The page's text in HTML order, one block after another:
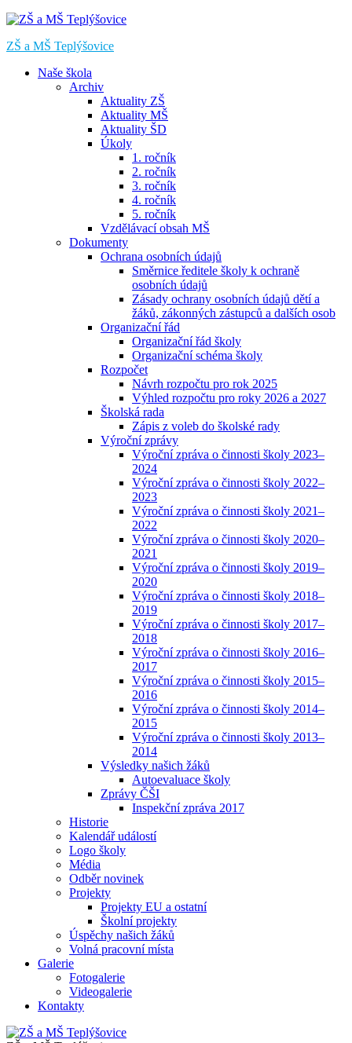
ZŠ a MŠ Teplýšovice
Naše škola
Archiv
Aktuality ZŠ
Aktuality MŠ
Aktuality ŠD
Úkoly
1. ročník
2. ročník
3. ročník
4. ročník
5. ročník
Vzdělávací obsah MŠ
Dokumenty
Ochrana osobních údajů
Směrnice ředitele školy k ochraně
osobních údajů
Zásady ochrany osobních údajů dětí a
žáků, zákonných zástupců a dalších osob
Organizační řád
Organizační řád školy
Organizační schéma školy
Rozpočet
Návrh rozpočtu pro rok 2025
Výhled rozpočtu pro roky 2026 a 2027
Školská rada
Zápis z voleb do školské rady
Výroční zprávy
Výroční zpráva o činnosti školy 2023–
2024
Výroční zpráva o činnosti školy 2022–
2023
Výroční zpráva o činnosti školy 2021–
2022
Výroční zpráva o činnosti školy 2020–
2021
Výroční zpráva o činnosti školy 2019–
2020
Výroční zpráva o činnosti školy 2018–
2019
Výroční zpráva o činnosti školy 2017–
2018
Výroční zpráva o činnosti školy 2016–
2017
Výroční zpráva o činnosti školy 2015–
2016
Výroční zpráva o činnosti školy 2014–
2015
Výroční zpráva o činnosti školy 2013–
2014
Výsledky našich žáků
Autoevaluace školy
Zprávy ČŠI
Inspekční zpráva 2017
Historie
Kalendář událostí
Logo školy
Média
Odběr novinek
Projekty
Projekty EU a ostatní
Školní projekty
Úspěchy našich žáků
Volná pracovní místa
Galerie
Fotogalerie
Videogalerie
Kontakty